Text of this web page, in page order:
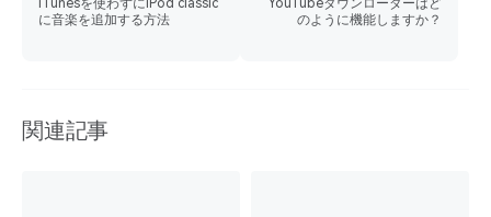
iTunesを使わずにiPod classic
に音楽を追加する方法
YouTubeダウンローダーはど
のように機能しますか？
関連記事